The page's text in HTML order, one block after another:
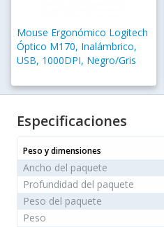
Mouse Ergonómico Logitech
Óptico M170, Inalámbrico,
USB, 1000DPI, Negro/Gris
Especificaciones
Peso y dimensiones
Ancho del paquete
Profundidad del paquete
Peso del paquete
Peso